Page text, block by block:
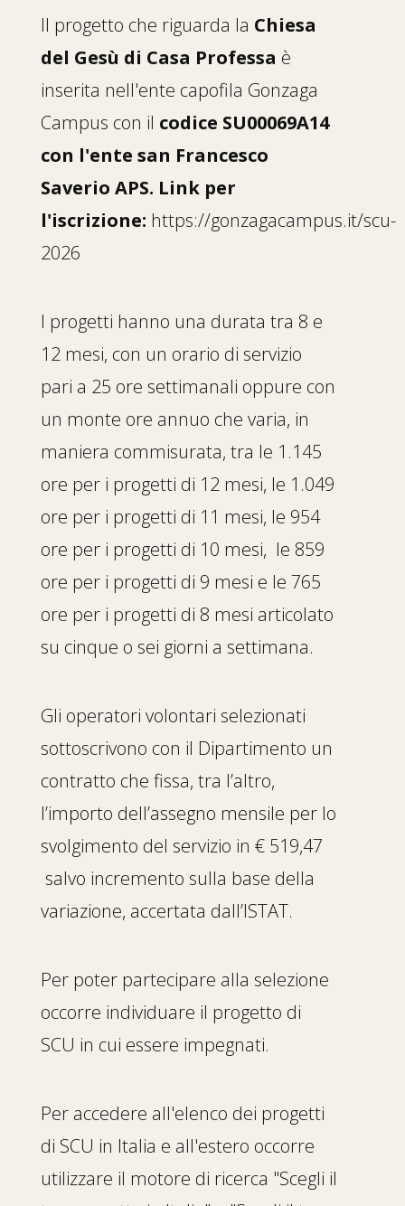
Il progetto che riguarda la Chiesa
del Gesù di Casa Professa è
inserita nell'ente capofila Gonzaga
Campus con il codice SU00069A14
con l'ente san Francesco
Saverio APS. Link per
l'iscrizione: https://gonzagacampus.it/scu-
2026
I progetti hanno una durata tra 8 e
12 mesi, con un orario di servizio
pari a 25 ore settimanali oppure con
un monte ore annuo che varia, in
maniera commisurata, tra le 1.145
ore per i progetti di 12 mesi, le 1.049
ore per i progetti di 11 mesi, le 954
ore per i progetti di 10 mesi, le 859
ore per i progetti di 9 mesi e le 765
ore per i progetti di 8 mesi articolato
su cinque o sei giorni a settimana.
Gli operatori volontari selezionati
sottoscrivono con il Dipartimento un
contratto che fissa, tra l’altro,
l’importo dell’assegno mensile per lo
svolgimento del servizio in € 519,47
salvo incremento sulla base della
variazione, accertata dall’ISTAT.
Per poter partecipare alla selezione
occorre individuare il progetto di
SCU in cui essere impegnati.
Per accedere all'elenco dei progetti
di SCU in Italia e all'estero occorre
utilizzare il motore di ricerca "Scegli il